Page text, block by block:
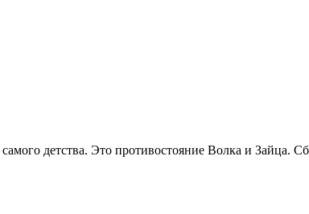
детства. Это противостояние Волка и